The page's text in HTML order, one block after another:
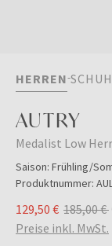
HERREN
AUTRY
Medalist Low
Saison: Frühling/
Produktnummer:
129,50 € 185,00 €
Preise inkl. MwSt.